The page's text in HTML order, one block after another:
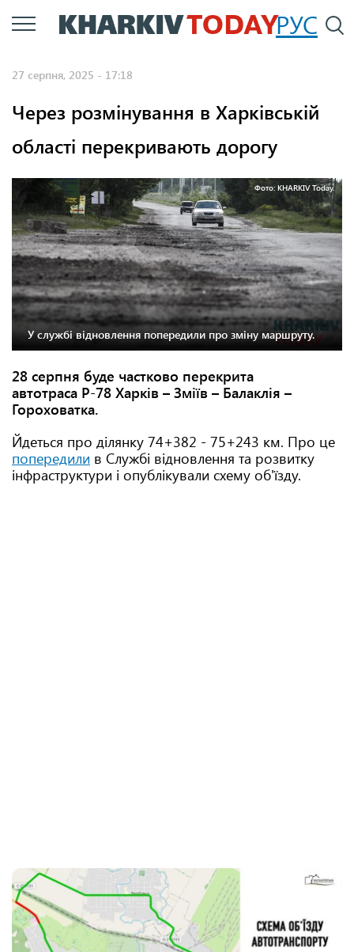
Перейти
до
РУС
27 серпня, 2025 - 17:18
Через розмінування в Харківській
області перекривають дорогу
Фото: KHARKIV Today.
У службі відновлення попередили про зміну маршруту.
28 серпня буде частково перекрита
автотраса Р-78 Харків – Зміїв – Балаклія –
Гороховатка.
Йдеться про ділянку 74+382 - 75+243 км. Про це
попередили в Службі відновлення та розвитку
інфраструктури і опублікували схему об'їзду.